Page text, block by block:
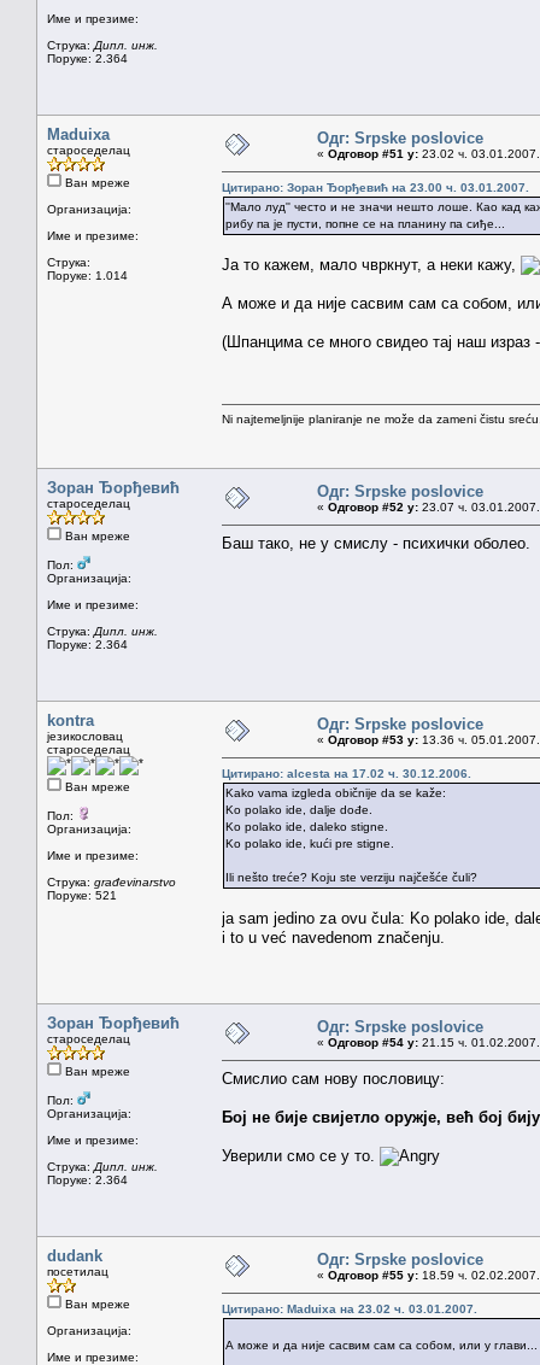
Име и презиме:
Струка: Дипл. инж.
Поруке: 2.364
Maduixa
староседелац
Ван мреже
Организација:
Име и презиме:
Струка:
Поруке: 1.014
Одг: Srpske poslovice
« Одговор #51 у: 23.02 ч.
Цитирано: Зоран Ђорђевић на 23.00 ч. 03.01.2007.
''Мало луд'' често и не значи нешто лоше. Као кад
рибу па је пусти, попне се на планину па сиђе...
Ја то кажем, мало чвркнут, а неки кажу,
А може и да није сасвим сам са собом,
(Шпанцима се много свидео тај наш израз
Ni najtemeljnije planiranje ne može da zameni čistu
Зоран Ђорђевић
староседелац
Ван мреже
Пол:
Организација:
Име и презиме:
Струка: Дипл. инж.
Поруке: 2.364
Одг: Srpske poslovice
« Одговор #52 у: 23.07 ч.
Баш тако, не у смислу - психички оболео.
kontra
језикословац
староседелац
Ван мреже
Пол:
Организација:
Име и презиме:
Струка: građevinarstvo
Поруке: 521
Одг: Srpske poslovice
« Одговор #53 у: 13.36 ч.
Цитирано: alcesta на 17.02 ч. 30.12.2006.
Kako vama izgleda običnije da se kaže:
Ko polako ide, dalje dođe.
Ko polako ide, daleko stigne.
Ko polako ide, kući pre stigne.
Ili nešto treće? Koju ste verziju najčešće čuli?
ja sam jedino za ovu čula: Ko polako ide,
i to u već navedenom značenju.
Зоран Ђорђевић
староседелац
Ван мреже
Пол:
Организација:
Име и презиме:
Струка: Дипл. инж.
Поруке: 2.364
Одг: Srpske poslovice
« Одговор #54 у: 21.15 ч.
Смислио сам нову пословицу:
Бој не бије свијетло оружје, већ бој
Уверили смо се у то.
dudank
посетилац
Ван мреже
Организација:
Име и презиме:
Одг: Srpske poslovice
« Одговор #55 у: 18.59 ч.
Цитирано: Maduixa на 23.02 ч. 03.01.2007.
А може и да није сасвим сам са собом, или у глави...